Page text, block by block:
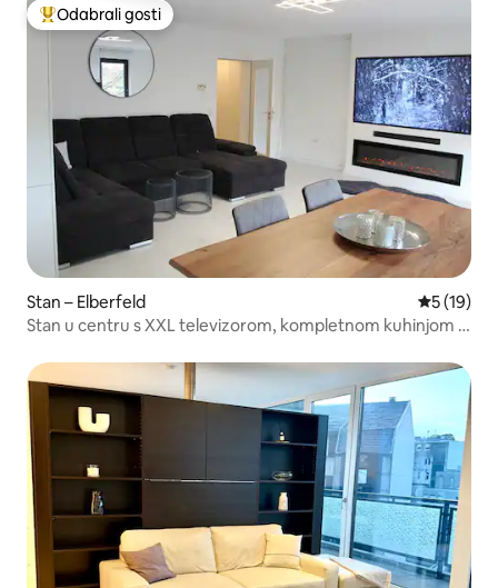
Među najviše rangiranima s oznakom „Odabrali gosti”
Odabrali gosti
Stan – Elberfeld Prosječna
5 (19)
Stan u centru s XXL televizorom, kompletnom kuhinjom i